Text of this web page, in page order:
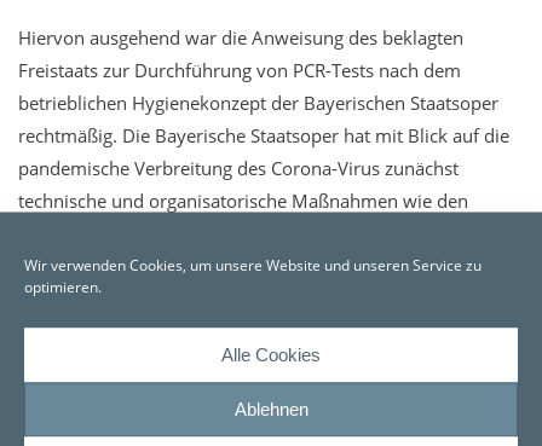
Wir verwenden Cookies, um unsere Website und unseren Service zu
optimieren.
Alle Cookies
Ablehnen
Hiervon ausgehend war die Anweisung des beklagten
Freistaats zur Durchführung von PCR-Tests nach dem
betrieblichen Hygienekonzept der Bayerischen Staatsoper
rechtmäßig. Die Bayerische Staatsoper hat mit Blick auf die
pandemische Verbreitung des Corona-Virus zunächst
technische und organisatorische Maßnahmen wie den
aufzuführenden Stücken ergriffen, diese aber als nicht als
ausreichend erachtet. Sie hat sodann mit wissenschaftlicher
Unterstützung ein Hygienekonzept erarbeitet, das für
Personen aus der Gruppe der Orchestermusiker PCR-Tests
alle ein bis drei Wochen vorsah. Hierdurch sollte der